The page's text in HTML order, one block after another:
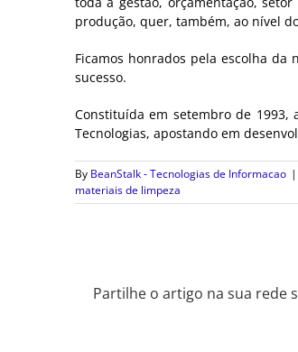
produção, quer, também, ao nível
Ficamos honrados pela escolha
sucesso.
Constituída em setembro de 1993,
Tecnologias, apostando em
By BeanStalk - Tecnologias de Informacao |
materiais de limpeza
Partilhe o artigo na sua rede